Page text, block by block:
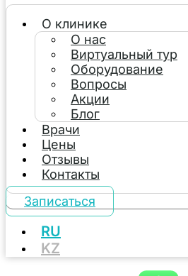
О клинике
О нас
Виртуальный тур
Оборудование
Вопросы
Акции
Блог
Врачи
Цены
Отзывы
Контакты
Записаться
RU
KZ